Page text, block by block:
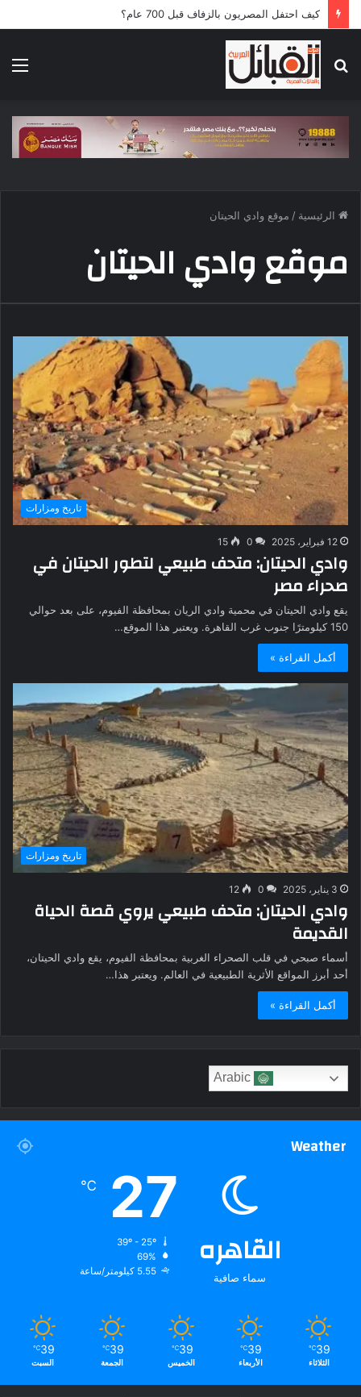
كيف احتفل المصريون بالزفاف قبل 700 عام؟
عن
الرئيسية / موقع وادي الحيتان
موقع وادي الحيتان
تاريخ ومزارات
12 فبراير، 2025 0
15
وادي الحيتان: متحف طبيعي لتطور الحيتان في
صحراء مصر
يقع وادي الحيتان في محمية وادي الريان بمحافظة الفيوم، على بعد حوالي
150 كيلومترًا جنوب غرب القاهرة. ويعتبر هذا الموقع…
أكمل القراءة »
تاريخ ومزارات
3 يناير، 2025 0
12
وادي الحيتان: متحف طبيعي يروي قصة الحياة
القديمة
أسماء صبحي في قلب الصحراء الغربية بمحافظة الفيوم، يقع وادي الحيتان،
أحد أبرز المواقع الأثرية الطبيعية في العالم. ويعتبر هذا…
أكمل القراءة »
Weather
القاهره
سماء صافية
27
℃
69%
5.55 كيلومتر/ساعة
39
℃
الثلاثاء
39
℃
الأربعاء
39
℃
الخميس
39
℃
الجمعة
39
℃
السبت